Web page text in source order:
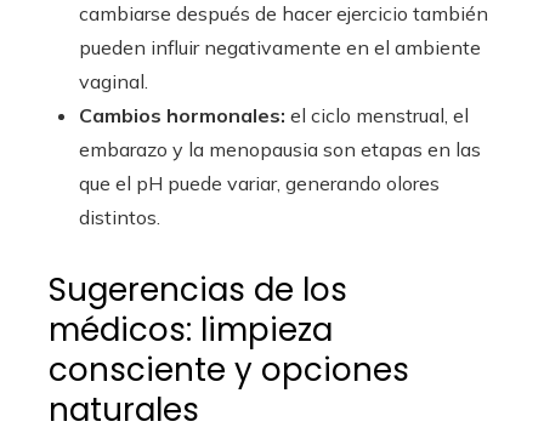
cambiarse después de hacer ejercicio también
pueden influir negativamente en el ambiente
vaginal.
Cambios hormonales: el ciclo menstrual, el
embarazo y la menopausia son etapas en las
que el pH puede variar, generando olores
distintos.
Sugerencias de los
médicos: limpieza
consciente y opciones
naturales